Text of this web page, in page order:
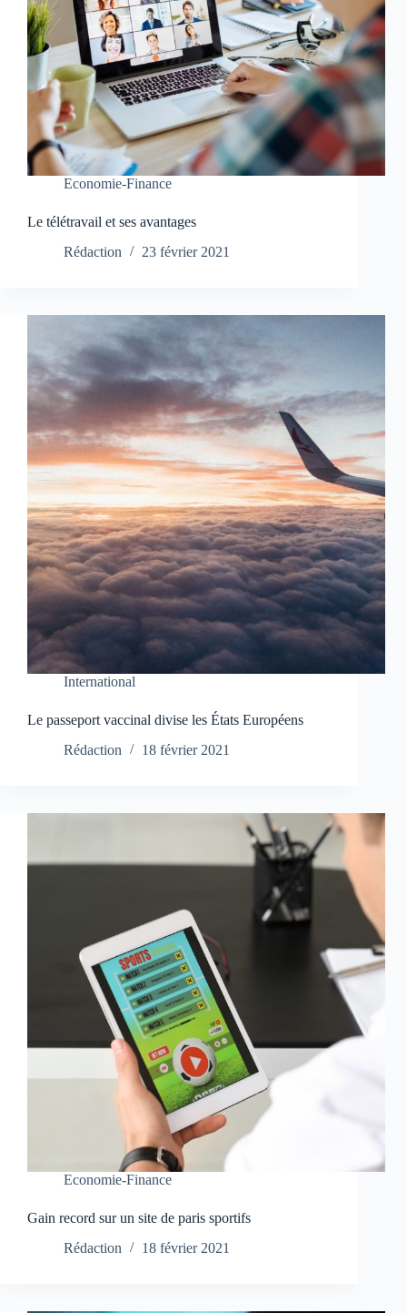
Economie-Finance
Le télétravail et ses avantages
Rédaction
23 février 2021
International
Le passeport vaccinal divise les États Européens
Rédaction
18 février 2021
Economie-Finance
Gain record sur un site de paris sportifs
Rédaction
18 février 2021